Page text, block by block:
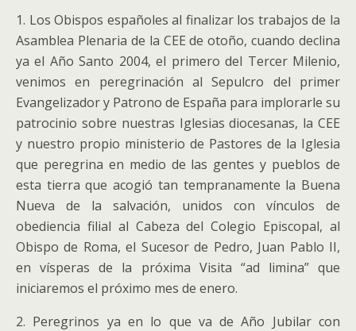
1. Los Obispos españoles al finalizar los trabajos de la
Asamblea Plenaria de la CEE de otoño, cuando declina
ya el Año Santo 2004, el primero del Tercer Milenio,
venimos en peregrinación al Sepulcro del primer
Evangelizador y Patrono de España para implorarle su
patrocinio sobre nuestras Iglesias diocesanas, la CEE
y nuestro propio ministerio de Pastores de la Iglesia
que peregrina en medio de las gentes y pueblos de
esta tierra que acogió tan tempranamente la Buena
Nueva de la salvación, unidos con vínculos de
obediencia filial al Cabeza del Colegio Episcopal, al
Obispo de Roma, el Sucesor de Pedro, Juan Pablo II,
en vísperas de la próxima Visita “ad limina” que
iniciaremos el próximo mes de enero.
2. Peregrinos ya en lo que va de Año Jubilar con